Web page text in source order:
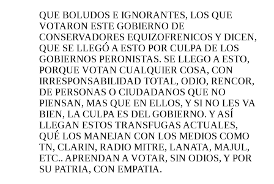
QUE BOLUDOS E IGNORANTES, LOS QUE
VOTARON ESTE GOBIERNO DE
CONSERVADORES EQUIZOFRENICOS Y DICEN,
QUE SE LLEGÓ A ESTO POR CULPA DE LOS
GOBIERNOS PERONISTAS. SE LLEGO A ESTO,
PORQUE VOTAN CUALQUIER COSA, CON
IRRESPONSABILIDAD TOTAL, ODIO, RENCOR,
DE PERSONAS O CIUDADANOS QUE NO
PIENSAN, MAS QUE EN ELLOS, Y SI NO LES VA
BIEN, LA CULPA ES DEL GOBIERNO. Y ASÍ
LLEGAN ESTOS TRANSFUGAS ACTUALES,
QUÉ LOS MANEJAN CON LOS MEDIOS COMO
TN, CLARIN, RADIO MITRE, LANATA, MAJUL,
ETC.. APRENDAN A VOTAR, SIN ODIOS, Y POR
SU PATRIA, CON EMPATIA.